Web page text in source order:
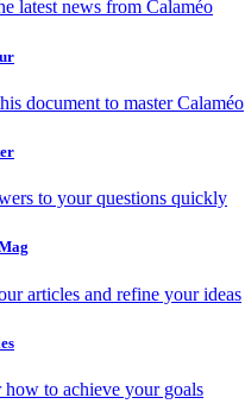
latest news from Calaméo
document to master Calaméo
to your questions quickly
articles and refine your ideas
how to achieve your goals